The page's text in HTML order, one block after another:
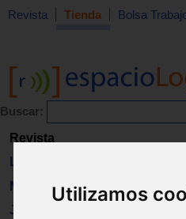
Utilizamos
Revista Tienda Bolsa
Buscar:
Revista
Libros
Material
Juguetes